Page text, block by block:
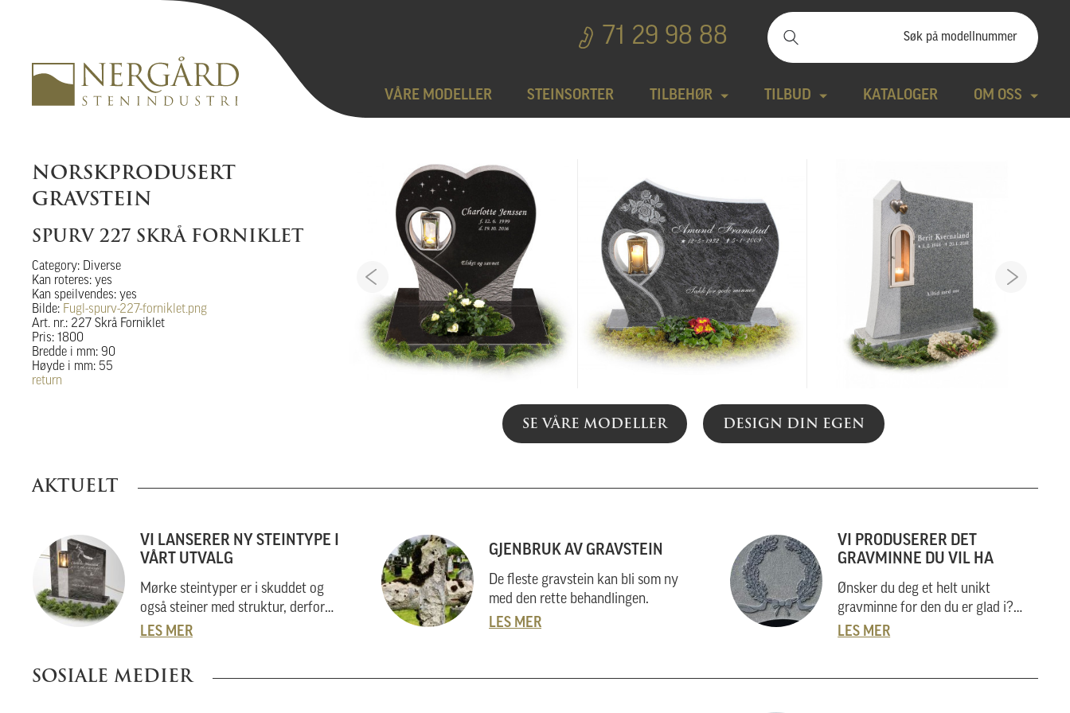
71 29 98 88
VÅRE MODELLER STEINSORTER TILBEHØR
Bronseprodukter
TILBUD
Bronse
Utgåtte modeller
KATALOGER OM OSS
Aktuelt
Design gravstein
Galleri
NORSKPRODUSERT
GRAVSTEIN
SPURV 227 SKRÅ FORNIKLET
Category: Diverse
Kan roteres: yes
Kan speilvendes: yes
Bilde: Fugl-spurv-227-forniklet.png
Art. nr.: 227 Skrå Forniklet
Pris: 1800
Bredde i mm: 90
Høyde i mm: 55
return
SE VÅRE MODELLER DESIGN DIN EGEN
AKTUELT
VI LANSERER NY STEINTYPE I
VÅRT UTVALG
Mørke steintyper er i skuddet og
også steiner med struktur, derfor
Virginia Black
LES MER
GJENBRUK AV GRAVSTEIN
De fleste gravstein kan bli som ny
med den rette behandlingen.
LES MER
VI PRODUSERER DET
GRAVMINNE DU VIL HA
Ønsker du deg et helt unikt
gravminne for den du er glad i?
Nergård Sten utarbeider også helt
LES MER
SOSIALE MEDIER